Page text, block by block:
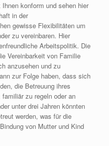
konform und sehen hier
in der
gewisse Flexibilitäten um
zu vereinbaren. Hier
Arbeitspolitik. Die
Vereinbarkeit von Familie
anzusehen und zu
zur Folge haben, dass sich
die Betreuung ihres
zu regeln oder an
unter drei Jahren könnten
werden, was für die
von Mutter und Kind